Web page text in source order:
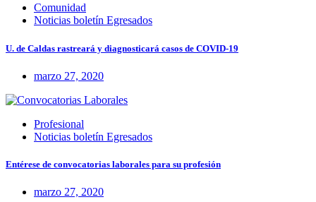
Comunidad
Noticias boletín Egresados
U. de Caldas rastreará y diagnosticará casos de COVID-19
marzo 27, 2020
Profesional
Noticias boletín Egresados
Entérese de convocatorias laborales para su profesión
marzo 27, 2020